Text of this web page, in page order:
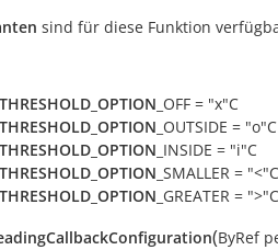
sind für diese Funktion
THRESHOLD_OPTION _OFF = "x"C
THRESHOLD_OPTION _OUTSIDE = "o"C
THRESHOLD_OPTION _INSIDE = "i"C
THRESHOLD_OPTION _SMALLER = "<"C
THRESHOLD_OPTION _GREATER = ">"C
(ByRef